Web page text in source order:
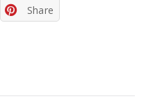
Share